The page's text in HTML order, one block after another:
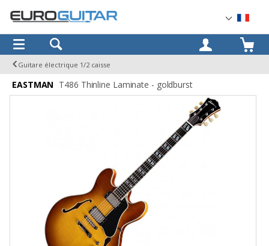
OK
Guitare électrique 1/2 caisse
EASTMAN T486 Thinline Laminate - goldburst